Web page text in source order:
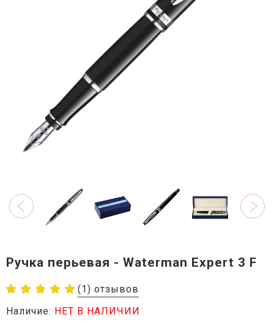
Ручка перьевая - Waterman Expert 3 F
(1) отзывов
Наличие: НЕТ В НАЛИЧИИ